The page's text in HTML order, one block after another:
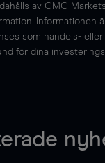
av CMC
Informationen
som handels-
för dina